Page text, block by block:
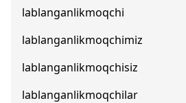
lablanganlikmoqchi
lablanganlikmoqchimiz
lablanganlikmoqchisiz
lablanganlikmoqchilar